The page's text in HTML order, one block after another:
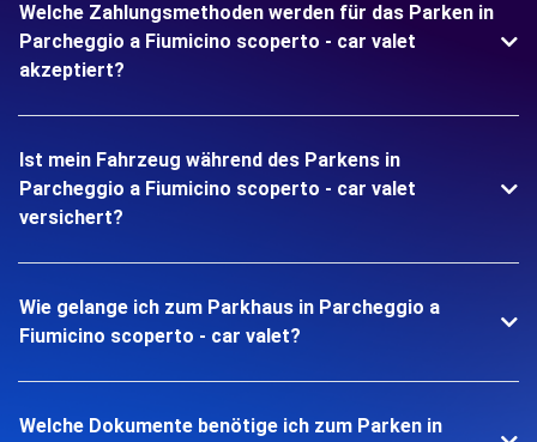
Welche Zahlungsmethoden werden für das Parken in
Parcheggio a Fiumicino scoperto - car valet
akzeptiert?
Ist mein Fahrzeug während des Parkens in
Parcheggio a Fiumicino scoperto - car valet
versichert?
Wie gelange ich zum Parkhaus in Parcheggio a
Fiumicino scoperto - car valet?
Welche Dokumente benötige ich zum Parken in